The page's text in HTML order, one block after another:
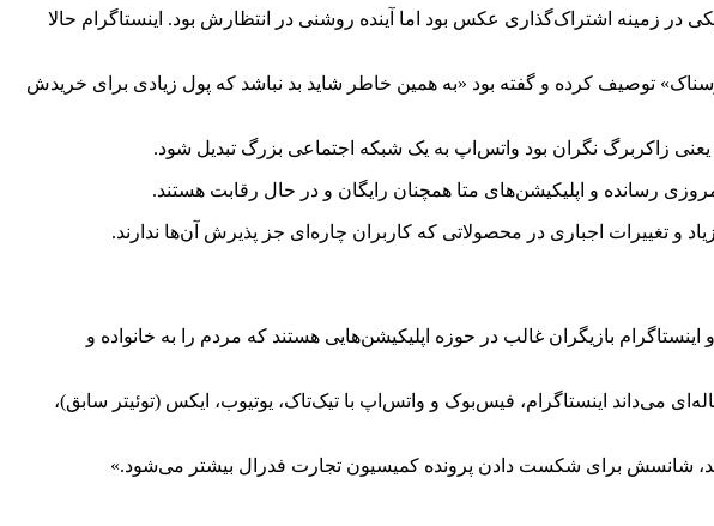
پلتفرم کوچکی در زمینه اشتراک‌گذاری عکس بود اما آینده روشنی در انتظارش بود. اینستاگرام حالا
توصیف کرده و گفته بود «به همین خاطر شاید بد نباشد که پول زیادی برای خریدش
رسانده و اپلیکیشن‌های متا همچنان رایگان و در حال رقابت هستند.
و تغییرات اجباری در محصولاتی که کاربران چاره‌ای جز پذیرش آن‌ها ندارند.
بازیگران غالب در حوزه اپلیکیشن‌هایی هستند که مردم را به خانواده و
با این تعریف مخالف است. سخنگوی این شرکت گفت: «شواهد در دادگاه نشان خواهد داد که هر نوجوان ۱۷ ساله‌ای می‌داند اینستاگرام، فیس‌بوک و واتس‌اپ با تیک‌تاک، یوتیوب، ایکس (توئیتر سابق)،
شانسش برای شکست دادن پرونده کمیسیون تجارت فدرال بیشتر می‌شود.»